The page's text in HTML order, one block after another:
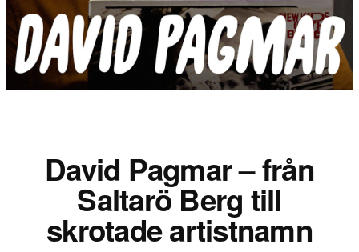
David Pagmar – från
Saltarö Berg till
skrotade artistnamn